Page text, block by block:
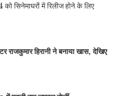
सिनेमाघरों में रिलीज होने के लिए
हिरानी ने बनाया खास, देखिए